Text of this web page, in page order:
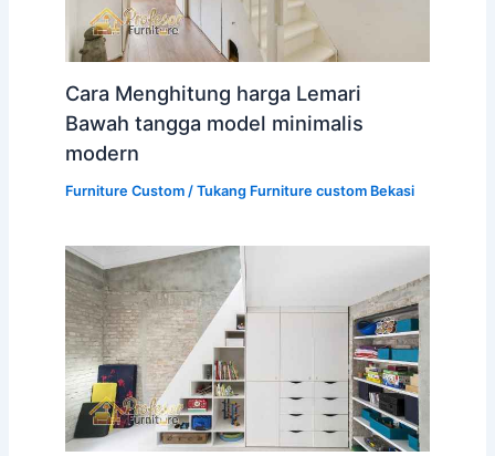
Cara Menghitung harga Lemari
Bawah tangga model minimalis
modern
Furniture Custom/ Tukang Furniture custom Bekasi